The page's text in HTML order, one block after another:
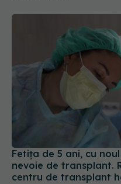
Fetița de 5 ani, cu
nevoie de transplant.
centru de transplant